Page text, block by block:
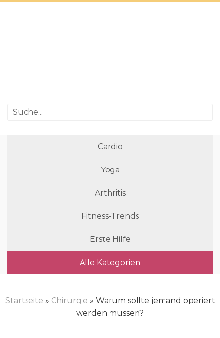
Cardio
Yoga
Arthritis
Fitness-Trends
Erste Hilfe
Alle Kategorien
Startseite » Chirurgie » Warum sollte jemand operiert
werden müssen?